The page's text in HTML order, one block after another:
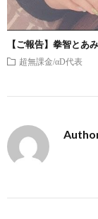
【ご報告】拳智とあ
超無課金/αD代表